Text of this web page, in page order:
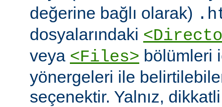
değerine bağlı olarak)
dosyalarındaki
veya <Files> bölümleri
yönergeleri ile
seçenektir. Yalnız,